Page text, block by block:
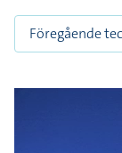
Föregående